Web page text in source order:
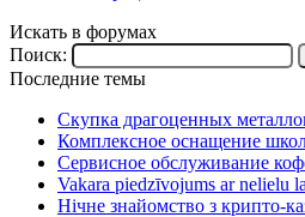
Искать в форумах
Поиск:
Последние темы
Скупка драгоценных
Комплексное оснащение
Сервисное обслуживание
Vakara piedzīvojums ar nelielu
Нічне знайомство з крипто-